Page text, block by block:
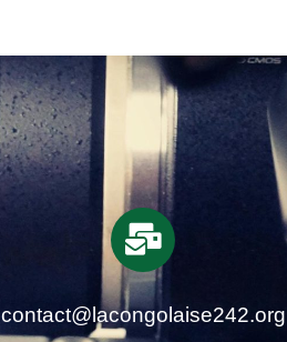
contact@lacongolaise242.org